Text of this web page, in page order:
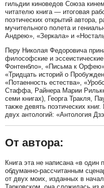
гильдии киноведов Союза
читателю книга — итоговая
поэтических открытий автора,
мучительного полета и
Андрею», «Зеркала» и
Перу Николая Федоровича
философские и
Фонтенбло», «Письма к
«Тридцать историй о
«Потаенность естества»,
Стаффа, Райнера Марии
семи книгах), Георга Тракля,
также девять поэтических
двух антологий: «Антология
От автора:
Книга эта не написана «в
обдуманно-рассчитанным
от двух моих, изданных в